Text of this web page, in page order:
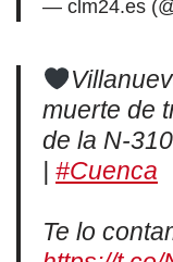
— clm24.es
muerte de
de la
#Cuenca
Te lo